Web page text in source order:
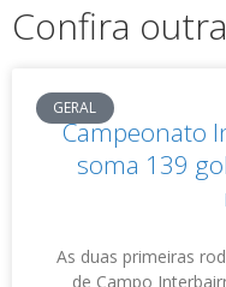
Confira
GERAL
Campeonato
soma 139
As duas primeiras
de Campo